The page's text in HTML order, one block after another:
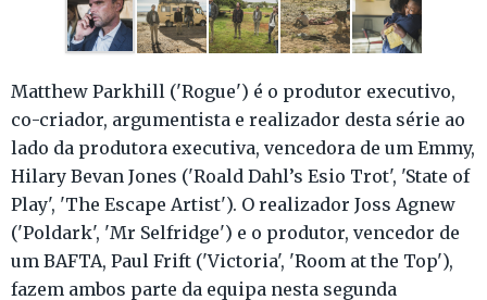
Matthew Parkhill ('Rogue') é o produtor executivo,
co-criador, argumentista e realizador desta série ao
lado da produtora executiva, vencedora de um Emmy,
Hilary Bevan Jones ('Roald Dahl’s Esio Trot', 'State of
Play', 'The Escape Artist'). O realizador Joss Agnew
('Poldark', 'Mr Selfridge') e o produtor, vencedor de
um BAFTA, Paul Frift ('Victoria', 'Room at the Top'),
fazem ambos parte da equipa nesta segunda